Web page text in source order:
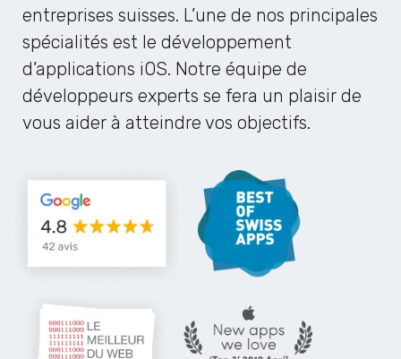
entreprises suisses. L’une de nos principales
spécialités est le développement
d’applications iOS. Notre équipe de
développeurs experts se fera un plaisir de
vous aider à atteindre vos objectifs.